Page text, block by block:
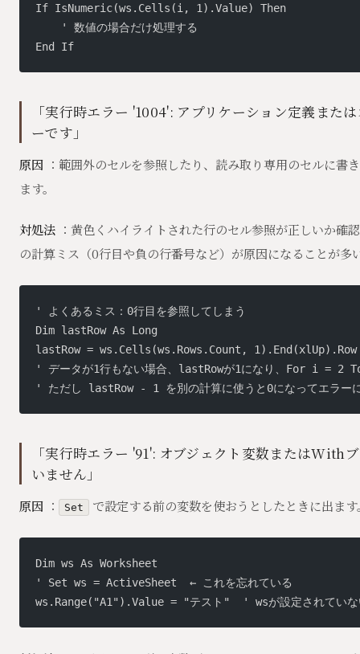
If IsNumeric(ws.Cells(i, 1).Value) Then
    ' 数値の場合だけ処理する
End If
「実行時エラー '1004': アプリケーション定義また
ーです」
原因 ：範囲外のセルを参照したり、読み取り専用のセルに書
ます。
対処法 ：黄色くハイライトされた行のセル参照が正しいか確
の計算ミス（0行目や負の行番号など）が原因になることが多
' よくあるミス：0行目を参照してしまう
Dim lastRow As Long
lastRow = ws.Cells(ws.Rows.Count, 1).End(xlUp).Row
' データが1行もない場合、lastRowが1になり、For i = 2
' ただし lastRow - 1 を別の計算に使うと0になってエラー
「実行時エラー '91': オブジェクト変数またはWith
いません」
原因 ： Set で設定する前の変数を使おうとしたときに出ます
Dim ws As Worksheet
' Set ws = ActiveSheet  ← これを忘れている
ws.Range("A1").Value = "テスト"  ' wsが設定されていな